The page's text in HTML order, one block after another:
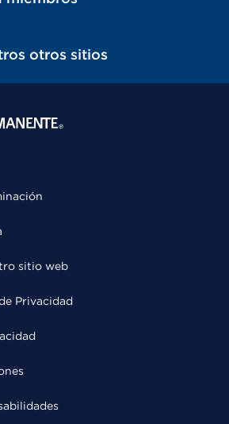
otros sitios
sitio web
Privacidad